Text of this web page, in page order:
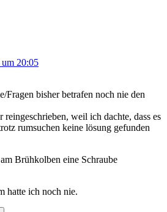
20:05
Fragen bisher betrafen noch nie den
reingeschrieben, weil ich dachte, dass es
rumsuchen keine lösung gefunden
Brühkolben eine Schraube
hatte ich noch nie.